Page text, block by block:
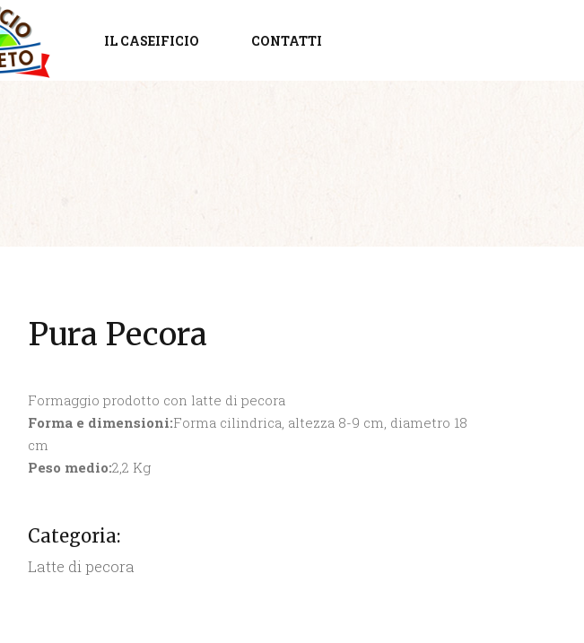
IL CASEIFICIO CONTATTI
Pura Pecora
Formaggio prodotto con latte di pecora
Forma e dimensioni:Forma cilindrica, altezza 8-9 cm, diametro 18
cm
Peso medio:2,2 Kg
Categoria:
Latte di pecora